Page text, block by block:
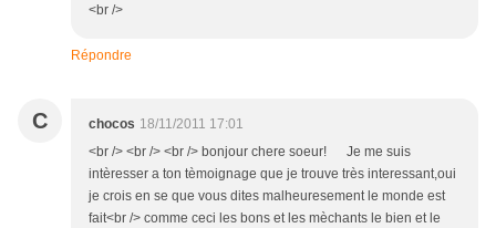
<br />
Répondre
C chocos 18/11/2011 17:01
<br /> <br /> <br /> bonjour chere soeur! Je me suis
intèresser a ton tèmoignage que je trouve très interessant,oui
je crois en se que vous dites malheuresement le monde est
fait<br /> comme ceci les bons et les mèchants le bien et le